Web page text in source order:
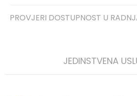
PROVJERI DOSTUPNOST U
JEDINSTVENA